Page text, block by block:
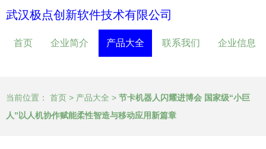
武汉极点创新软件技术有限公司
首页 企业简介 产品大全 联系我们 企业信息
当前位置： 首页 > 产品大全 > 节卡机器人闪耀进博会 国家级“小巨
人”以人机协作赋能柔性智造与移动应用新篇章